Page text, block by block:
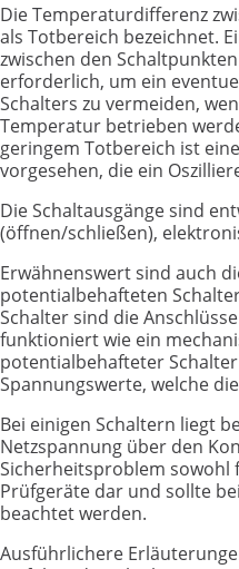
Die Temperaturdifferenz
als Totbereich bezeichnet.
zwischen den
erforderlich, um ein
Schalters zu vermeiden,
Temperatur betrieben
geringem Totbereich ist
vorgesehen, die ein
Die Schaltausgänge sind
(öffnen/schließen),
Erwähnenswert sind auch
potentialbehafteten
Schalter sind die
funktioniert wie ein
potentialbehafteter
Spannungswerte, welche
Bei einigen Schaltern liegt
Netzspannung über den
Sicherheitsproblem sowohl
Prüfgeräte dar und sollte
beachtet werden.
Ausführlichere